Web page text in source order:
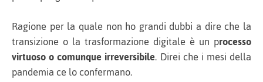
Ragione per la quale non ho grandi dubbi a dire che la
transizione o la trasformazione digitale è un processo
virtuoso o comunque irreversibile. Direi che i mesi della
pandemia ce lo confermano.